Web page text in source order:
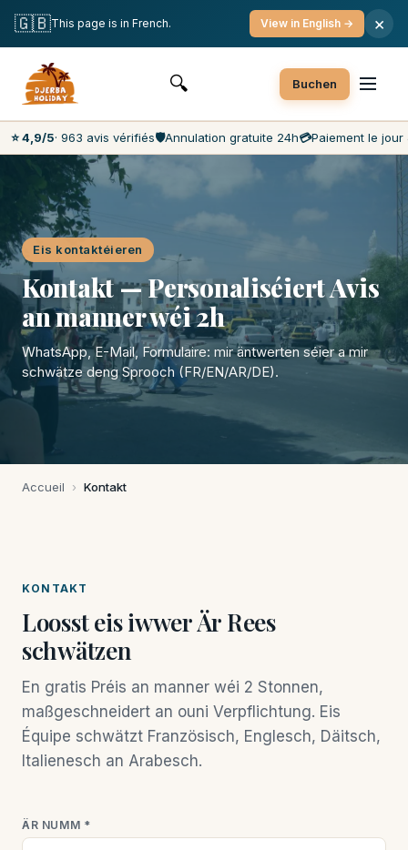
Gratis Annulatioun
Déck préisser op dem Maart
Kundendéngscht 7j/7
🔍 Buchen
⭐ 4,9/5· 963 avis vérifiés🛡️Annulation gratuite 24h💳Paiement le jour
Eis kontaktéieren
Kontakt — Personaliséiert Avis
an manner wéi 2h
WhatsApp, E-Mail, Formulaire: mir äntwerten séier a mir
schwätze deng Sprooch (FR/EN/AR/DE).
Accueil › Kontakt
KONTAKT
Loosst eis iwwer Är Rees
schwätzen
En gratis Préis an manner wéi 2 Stonnen,
maßgeschneidert an ouni Verpflichtung. Eis
Équipe schwätzt Französisch, Englesch, Däitsch,
Italienesch an Arabesch.
ÄR NUMM *
🇬🇧This page is in French. View in English → ×